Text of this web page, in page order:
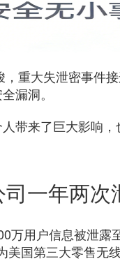
重大失泄密事件
漏洞。
带来了巨大影响
一年两次
万用户信息被泄
美国第三大零售无